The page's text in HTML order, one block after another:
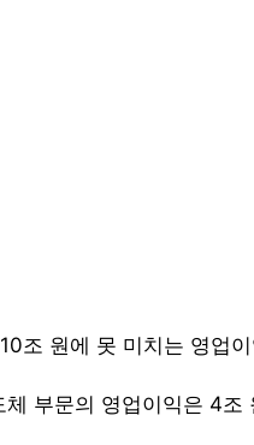
조 원에 못 미치는 영업
부문의 영업이익은 4조